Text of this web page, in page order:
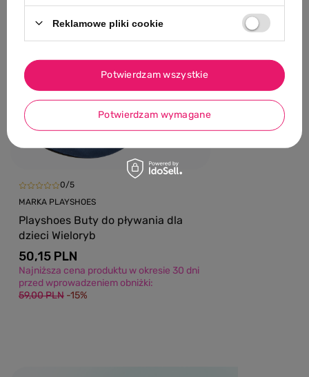
0/5
MARKA PLAYSHOES
Playshoes Buty do pływania dla
dzieci Wieloryb
50,15 PLN
Najniższa cena produktu w okresie 30 dni
przed wprowadzeniem obniżki:
59,00 PLN -15%
NASZ
Rex London
- zabawka
23,00 PLN
Reklamowe pliki cookie
Potwierdzam wymagane
Potwierdzam wszystkie